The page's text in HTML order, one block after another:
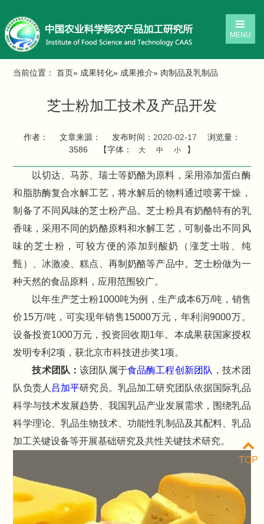
MENU
当前位置：首页» 成果转化» 成果推介» 肉制品及乳制品
芝士粉加工技术及产品开发
作者： 文章来源： 发布时间： 2020-02-17
浏览量：
3586
【字体： 大 中 小 】
以切达、马苏、瑞士等奶酪为原料，采用添加蛋白酶
和脂肪酶复合水解工艺，将水解后的物料通过喷雾干燥，
制备了不同风味的芝士粉产品。芝士粉具有奶酪特有的乳
香味，采用不同的奶酪原料和水解工艺，可制备出不同风
味的芝士粉，可较方便的添加到酸奶（涨芝士啦、纯
甄）、冰激凌、糕点、再制奶酪等产品中。芝士粉做为一
种天然的食品原料，应用范围较广。
以年生产芝士粉1000吨为例，生产成本6万/吨，销售
价15万/吨，可实现年销售15000万元，年利润9000万。
设备投资1000万元，投资回收期1年。本成果获国家授权
发明专利2项，获北京市科技进步奖1项。
技术团队：该团队属于食品酶工程创新团队 ，技术团
队负责人 吕加平研究员。乳品加工研究团队依据国际乳品
科学与技术发展趋势、我国乳品产业发展需求，围绕乳品
科学理论、乳品生物技术、功能性乳制品及其配料、乳品
加工关键设备等开展基础研究及共性关键技术研究。
TOP